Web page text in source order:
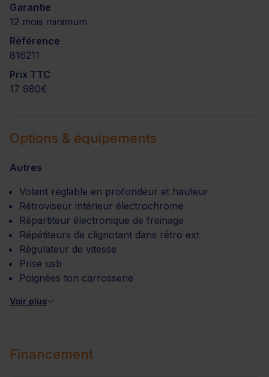
Garantie
12 mois minimum
Référence
816211
Prix TTC
17 980€
Options & équipements
Autres
Volant réglable en profondeur et hauteur
Rétroviseur intérieur électrochrome
Répartiteur électronique de freinage
Répétiteurs de clignotant dans rétro ext
Régulateur de vitesse
Prise usb
Poignées ton carrosserie
Voir plus
Financement